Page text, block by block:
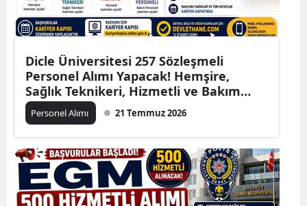
Dicle Üniversitesi 257 Sözleşmeli
Personel Alımı Yapacak! Hemşire,
Sağlık Teknikeri, Hizmetli ve Bakım
Personeli Kadroları Açıldı
Personel Alımı 21 Temmuz 2026